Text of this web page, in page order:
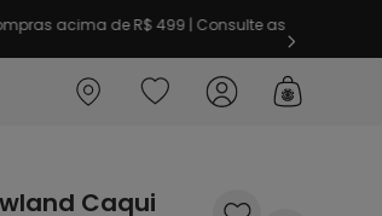
10% OFFem sua 1ª compra
Caqui